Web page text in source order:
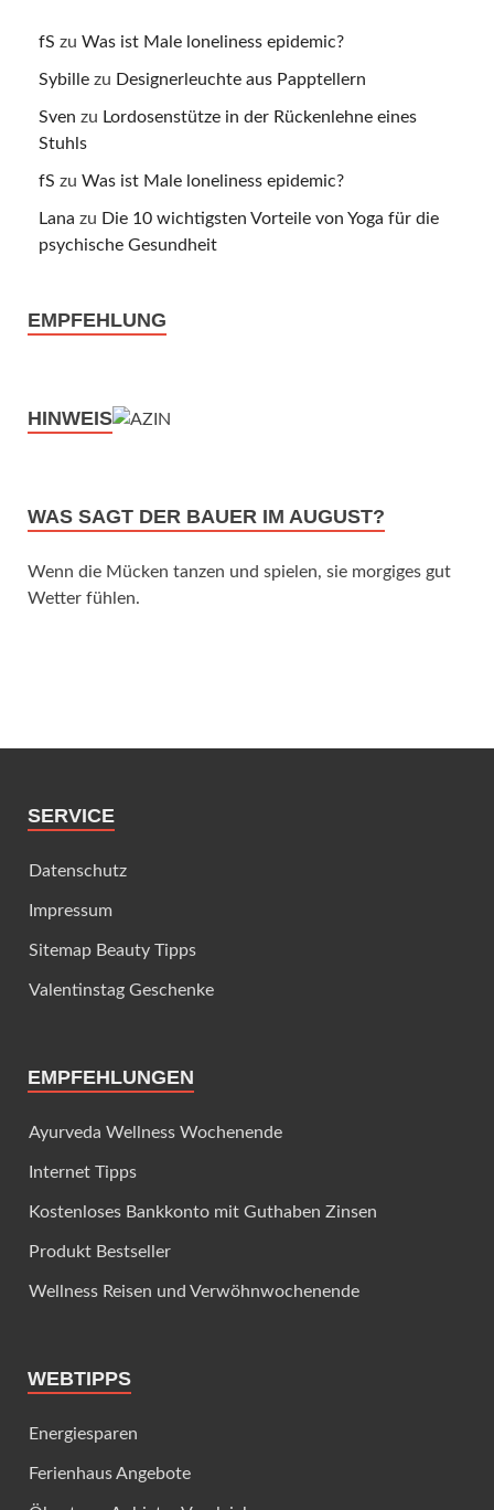
fS zu Was ist Male loneliness epidemic?
Sybille zu Designerleuchte aus Papptellern
Sven zu Lordosenstütze in der Rückenlehne eines
Stuhls
fS zu Was ist Male loneliness epidemic?
Lana zu Die 10 wichtigsten Vorteile von Yoga für die
psychische Gesundheit
EMPFEHLUNG
HINWEIS
WAS SAGT DER BAUER IM AUGUST?
Wenn die Mücken tanzen und spielen, sie morgiges gut
Wetter fühlen.
SERVICE
Datenschutz
Impressum
Sitemap Beauty Tipps
Valentinstag Geschenke
EMPFEHLUNGEN
Ayurveda Wellness Wochenende
Internet Tipps
Kostenloses Bankkonto mit Guthaben Zinsen
Produkt Bestseller
Wellness Reisen und Verwöhnwochenende
WEBTIPPS
Energiesparen
Ferienhaus Angebote